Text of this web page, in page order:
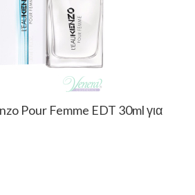
Pour Femme EDT 30ml για